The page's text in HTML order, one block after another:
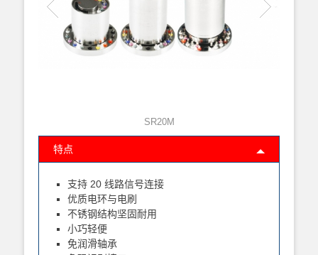
SR20M
特点
支持 20 线路信号连接
优质电环与电刷
不锈钢结构坚固耐用
小巧轻便
免润滑轴承